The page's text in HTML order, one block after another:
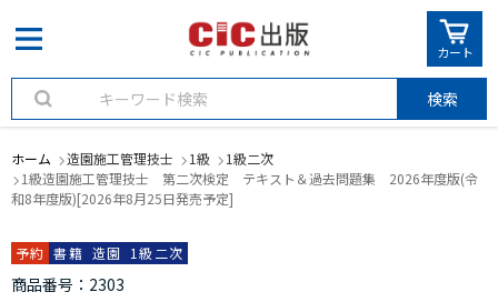
カート
検索
ホーム 造園施工管理技士 1級
1級二次
1級造園施工管理技士 第二次検定 テキスト＆過去問題集 2026年度版(令
和8年度版)[2026年8月25日発売予定]
予約 書籍 造園 1級二次
商品番号 2303